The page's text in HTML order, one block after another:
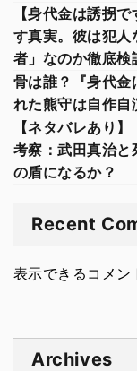
【身代金は誘拐
す真実。彼は犯人
者」なのか徹底検
骨は誰？『身代
れた熊守は自作自
【ネタバレあり
考察：武田真治
の盾になるか？
Recent
表示できるコメン
Archives